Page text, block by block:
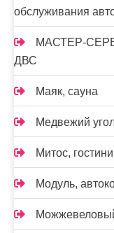
обслуживания
МАСТЕР-
ДВС
Маяк, сауна
Медвежий
Митос,
Модуль,